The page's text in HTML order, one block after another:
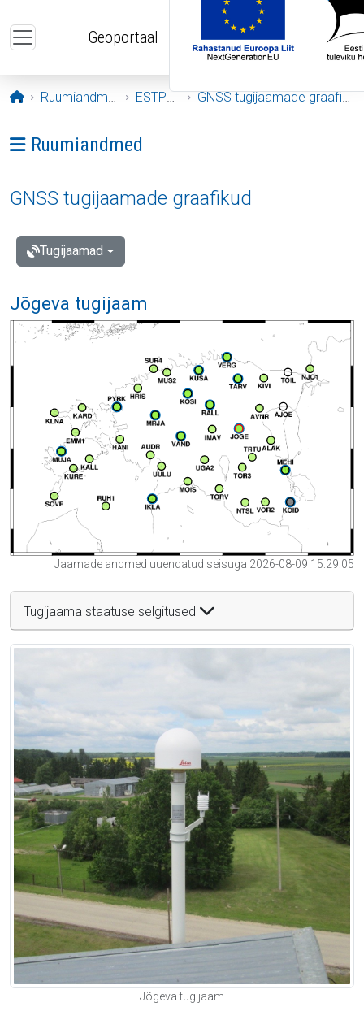
Geoportaal
Avaleht
Ruumiandmed ESTPOS GNSS tugijaamade graafikud
Ava menüü: Ruumiandmed
Ruumiandmed
GNSS tugijaamade graafikud
Tugijaamad
Jõgeva tugijaam
Jaamade andmed uuendatud seisuga 2026-08-09 15:29:05
Tugijaama staatuse selgitused
Jõgeva tugijaam